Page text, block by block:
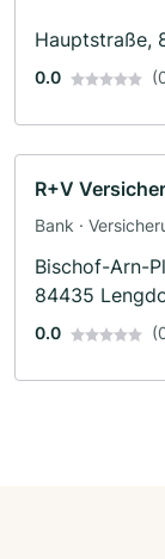
Hauptstraße,
0.0
R+V
Bank ·
Bischof-Arn-
84435
0.0